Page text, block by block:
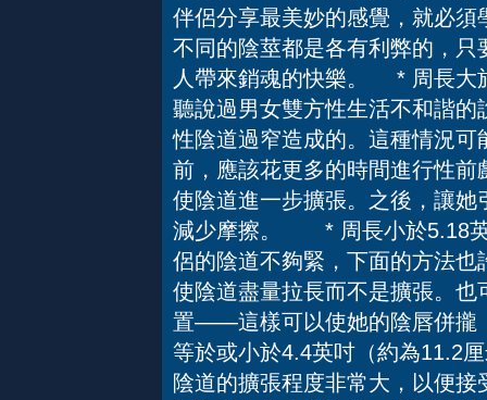
伴侶分享最美妙的感覺，就必
不同的陰莖都是各有利弊的，
人帶來銷魂的快樂。 * 周長
聽說過男女雙方性生活不和諧
性陰道過窄造成的。這種情況
前，應該花更多的時間進行性
使陰道進一步擴張。之後，讓
減少摩擦。 * 周長小於5.18
侶的陰道不夠緊，下面的方法
使陰道盡量拉長而不是擴張。
置——這樣可以使她的陰唇併
等於或小於4.4英吋（約為
陰道的擴張程度非常大，以便